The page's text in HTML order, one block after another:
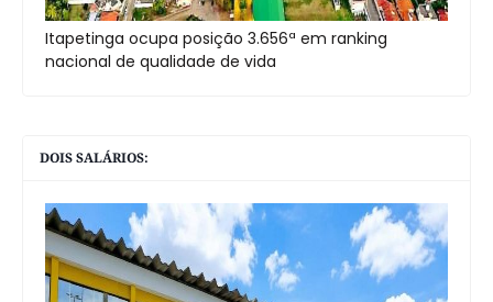
Itapetinga ocupa posição 3.656ª em ranking
nacional de qualidade de vida
DOIS SALÁRIOS: